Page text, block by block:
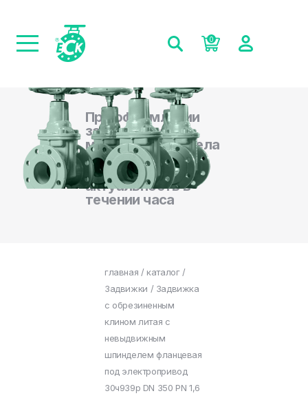
0
При оформлении
заказа на сайте,
менеджеры отдела
продаж
подтверждают
актуальность в
течении часа
главная / каталог/
Задвижки / Задвижка
с обрезиненным
клином литая с
невыдвижным
шпинделем фланцевая
под электропривод
30ч939р DN 350 PN 1,6